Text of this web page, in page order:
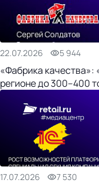
22.07.2026 5 944
«Фабрика
регионе до 300–400
17.07.2026 7 530